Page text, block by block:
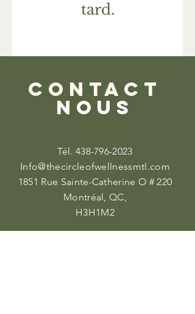
tard.
CONTACT
NOUS
Tél. 438-796-2023
Info@thecircleofwellnessmtl.com
1851 Rue Sainte-Catherine O # 220
Montréal, QC,
H3H1M2